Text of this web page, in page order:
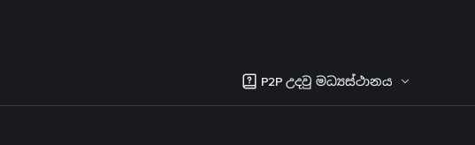
P2P උදවු මධ්‍යස්ථානය